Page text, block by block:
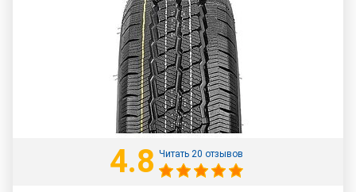
4.8 Читать 20 отзывов